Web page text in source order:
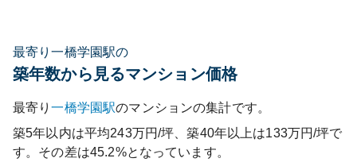
最寄り一橋学園駅の
築年数から見るマンション価格
最寄り一橋学園駅のマンションの集計です。
築5年以内は平均243万円/坪、築40年以上は133万円/坪で
す。その差は45.2%となっています。